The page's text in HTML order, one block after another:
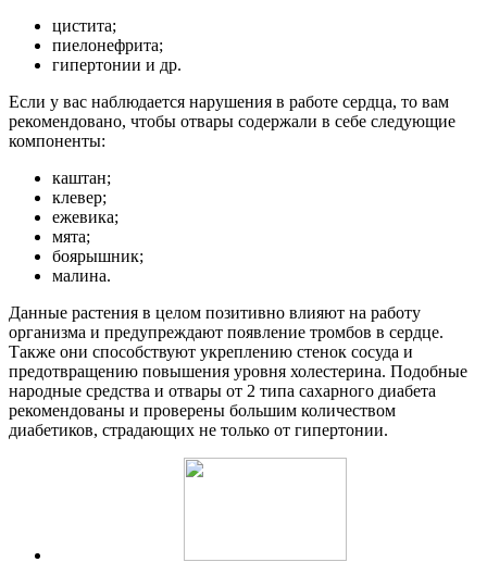
цистита;
пиелонефрита;
гипертонии и др.
Если у вас наблюдается нарушения в работе сердца, то вам
рекомендовано, чтобы отвары содержали в себе следующие
компоненты:
каштан;
клевер;
ежевика;
мята;
боярышник;
малина.
Данные растения в целом позитивно влияют на работу
организма и предупреждают появление тромбов в сердце.
Также они способствуют укреплению стенок сосуда и
предотвращению повышения уровня холестерина. Подобные
народные средства и отвары от 2 типа сахарного диабета
рекомендованы и проверены большим количеством
диабетиков, страдающих не только от гипертонии.